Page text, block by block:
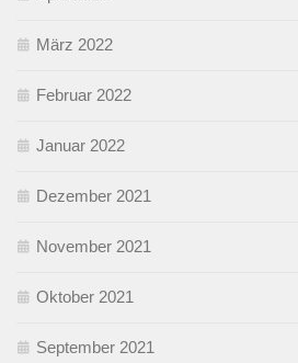
März 2022
Februar 2022
Januar 2022
Dezember 2021
November 2021
Oktober 2021
September 2021